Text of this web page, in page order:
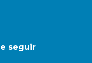
seguir